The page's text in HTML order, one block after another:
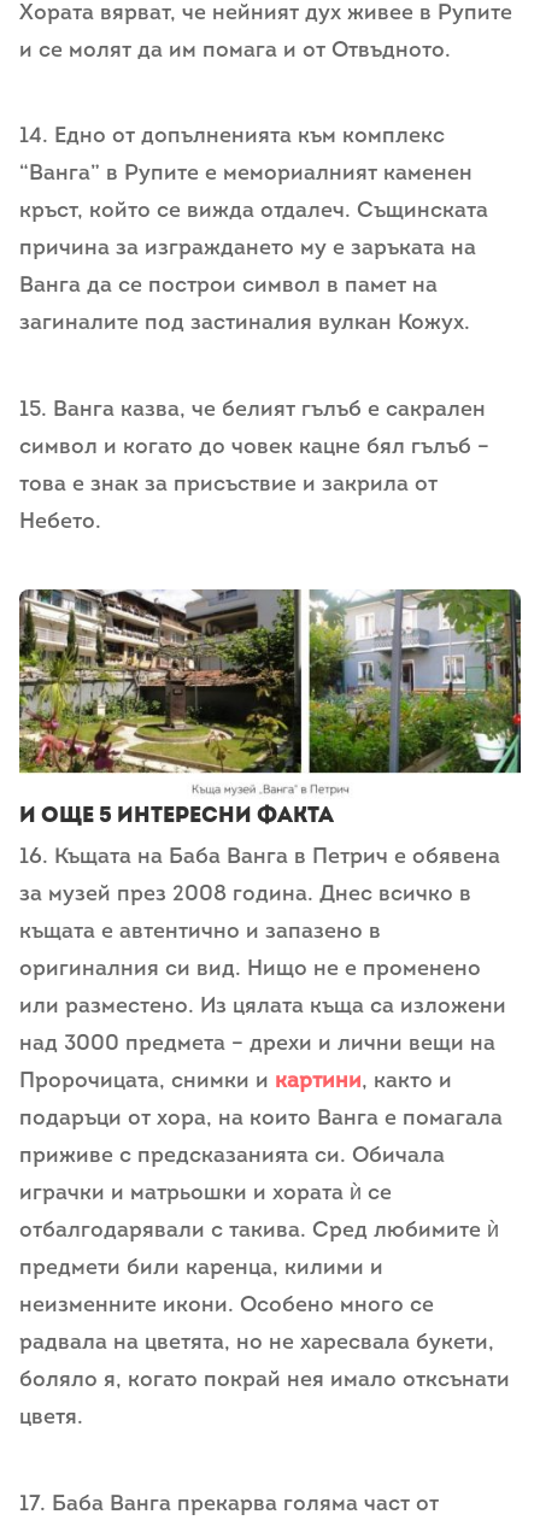
Хората вярват, че нейният дух живее в Рупите
и се молят да им помага и от Отвъдното.
14. Едно от допълненията към комплекс
“Ванга” в Рупите е мемориалният каменен
кръст, който се вижда отдалеч. Същинската
причина за изграждането му е заръката на
Ванга да се построи символ в памет на
загиналите под застиналия вулкан Кожух.
15. Ванга казва, че белият гълъб е сакрален
символ и когато до човек кацне бял гълъб –
това е знак за присъствие и закрила от
Небето.
И още 5 интересни факта
16. Къщата на Баба Ванга в Петрич е обявена
за музей през 2008 година. Днес всичко в
къщата е автентично и запазено в
оригиналния си вид. Нищо не е променено
или разместено. Из цялата къща са изложени
над 3000 предмета – дрехи и лични вещи на
Пророчицата, снимки и картини, както и
подаръци от хора, на които Ванга е помагала
приживе с предсказанията си. Обичала
играчки и матрьошки и хората ѝ се
отбалгодарявали с такива. Сред любимите ѝ
предмети били каренца, килими и
неизменните икони. Особено много се
радвала на цветята, но не харесвала букети,
боляло я, когато покрай нея имало отксънати
цветя.
17. Баба Ванга прекарва голяма част от